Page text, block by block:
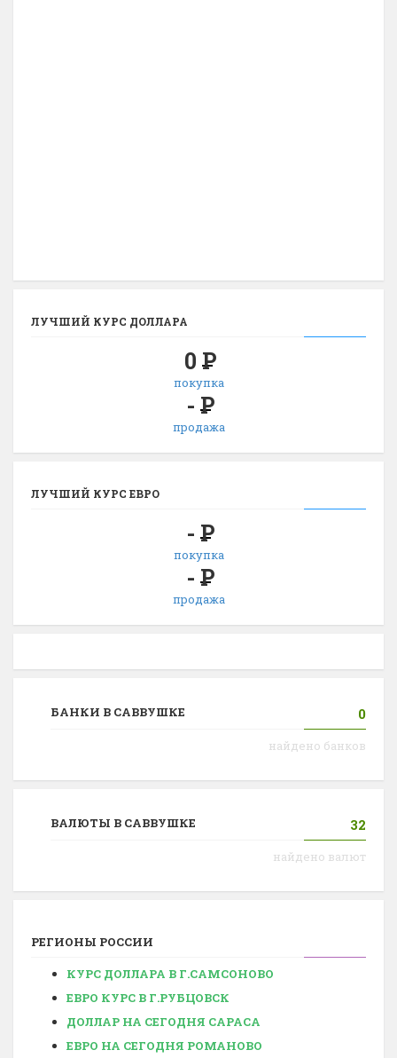
ЛУЧШИЙ КУРС ДОЛЛАРА
0 Р
покупка
- Р
продажа
ЛУЧШИЙ КУРС ЕВРО
- Р
покупка
- Р
продажа
БАНКИ В САВВУШКЕ 0
найдено банков
ВАЛЮТЫ В САВВУШКЕ 32
найдено валют
РЕГИОНЫ РОССИИ
КУРС ДОЛЛАРА В Г.САМСОНОВО
ЕВРО КУРС В Г.РУБЦОВСК
ДОЛЛАР НА СЕГОДНЯ САРАСА
ЕВРО НА СЕГОДНЯ РОМАНОВО